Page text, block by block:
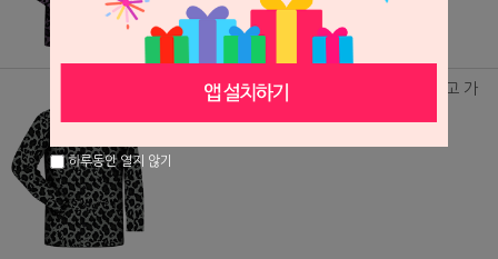
(DS240729) 여름용 호피무늬 실크 셔츠, 얇고 가
벼운 실크
하루동안 열지 않기